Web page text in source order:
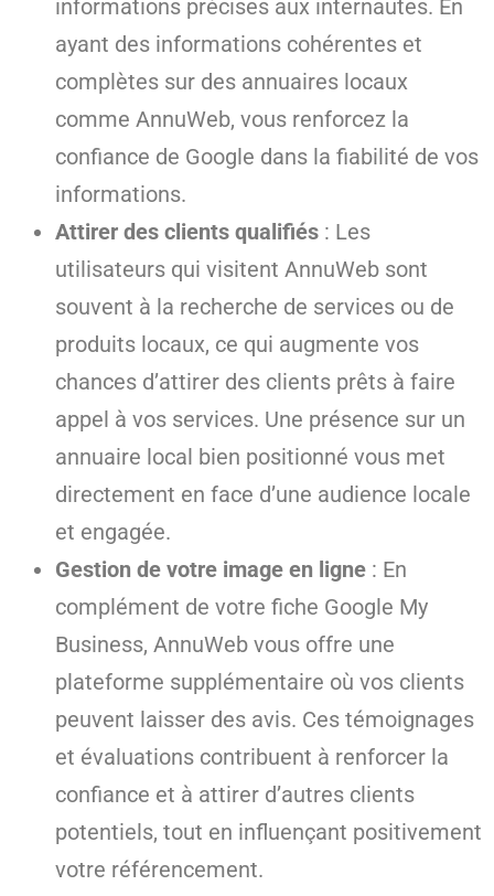
informations précises aux internautes. En
ayant des informations cohérentes et
complètes sur des annuaires locaux
comme AnnuWeb, vous renforcez la
confiance de Google dans la fiabilité de vos
informations.
Attirer des clients qualifiés : Les
utilisateurs qui visitent AnnuWeb sont
souvent à la recherche de services ou de
produits locaux, ce qui augmente vos
chances d’attirer des clients prêts à faire
appel à vos services. Une présence sur un
annuaire local bien positionné vous met
directement en face d’une audience locale
et engagée.
Gestion de votre image en ligne : En
complément de votre fiche Google My
Business, AnnuWeb vous offre une
plateforme supplémentaire où vos clients
peuvent laisser des avis. Ces témoignages
et évaluations contribuent à renforcer la
confiance et à attirer d’autres clients
potentiels, tout en influençant positivement
votre référencement.